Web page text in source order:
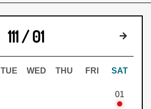
111 / 01 下個月
TUE WED THU FRI SAT
01